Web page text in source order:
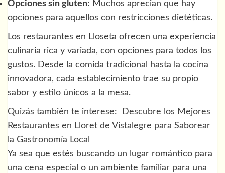
Opciones sin gluten: Muchos aprecian que hay
opciones para aquellos con restricciones dietéticas.
Los restaurantes en Lloseta ofrecen una experiencia
culinaria rica y variada, con opciones para todos los
gustos. Desde la comida tradicional hasta la cocina
innovadora, cada establecimiento trae su propio
sabor y estilo únicos a la mesa.
Quizás también te interese:
Descubre los Mejores
Restaurantes en Lloret de Vistalegre para Saborear
la Gastronomía Local
Ya sea que estés buscando un lugar romántico para
una cena especial o un ambiente familiar para una